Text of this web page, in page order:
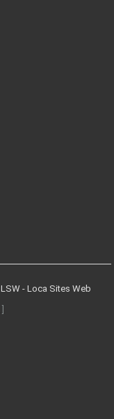
LSW - Loca Sites Web